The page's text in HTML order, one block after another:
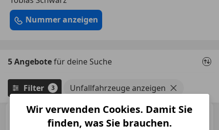
Nummer anzeigen
5 Angebotefür deine Suche
Filter 3 Unfallfahrzeuge anzeigen
Porsche 911 911 Carrera 3,2
Speedster
Wir verwenden Cookies. Damit Sie
finden, was Sie brauchen.